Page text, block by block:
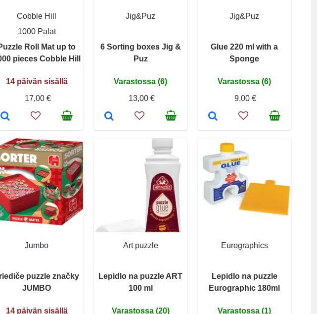
Cobble Hill
1000 Palat
Roll Mat up to
pieces Cobble Hill
14 päivän sisällä
17,00 €
Jig&Puz
6 Sorting boxes Jig &
Puz
Varastossa (6)
13,00 €
Jig&Puz
Glue 220 ml with a
Sponge
Varastossa (6)
9,00 €
Jumbo
puzzle značky
JUMBO
14 päivän sisällä
Art puzzle
Lepidlo na puzzle ART
100 ml
Varastossa (20)
Eurographics
Lepidlo na puzzle
Eurographic 180ml
Varastossa (1)